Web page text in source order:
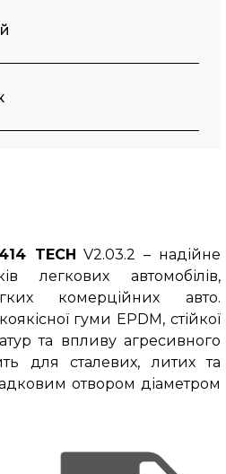
TECH V2.03.2 – надійне
легкових автомобілів,
комерційних авто.
гуми EPDM, стійкої
та впливу агресивного
для сталевих, литих та
отвором діаметром